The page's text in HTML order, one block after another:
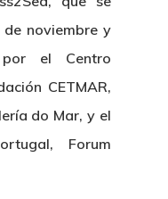
noviembre y
el Centro
CETMAR,
do Mar, y el
Forum
Nosotros
Organización
Directorio De Personal
Patronato
Novedades
Actualidad
Proyectos